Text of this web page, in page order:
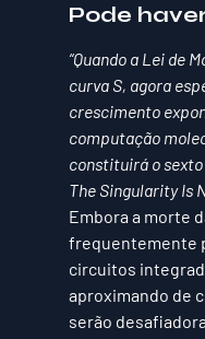
Pode
“Quando a Lei de
curva S, agora
crescimento
computação
constituirá o sexto
The Singularity Is
Embora a morte
frequentemente
circuitos
aproximando de
serão